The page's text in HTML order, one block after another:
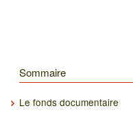
Sommaire
Le fonds documentaire